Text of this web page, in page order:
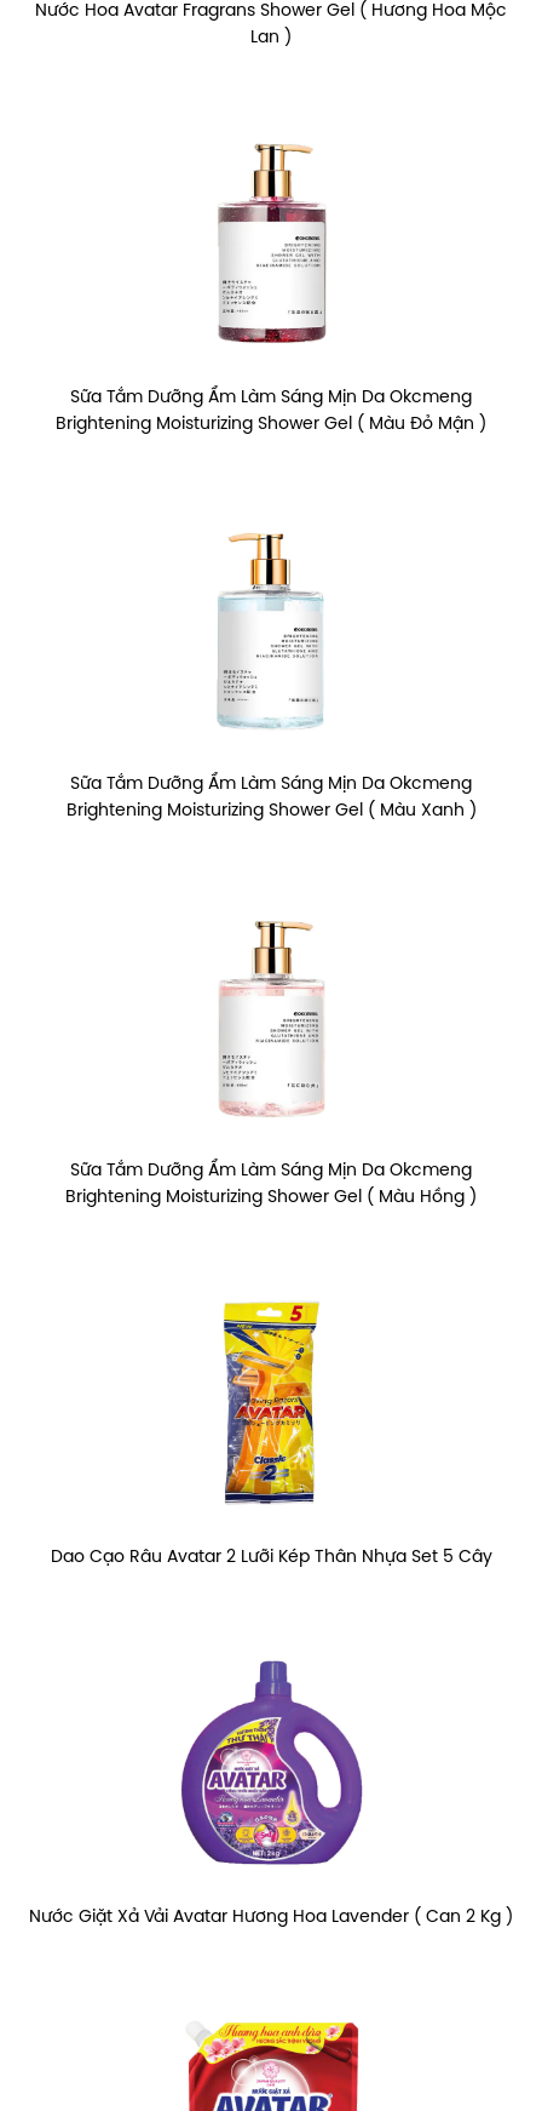
Nước Hoa Avatar Fragrans Shower Gel ( Hương Hoa Mộc
Lan )
Sữa Tắm Dưỡng Ẩm Làm Sáng Mịn Da Okcmeng
Brightening Moisturizing Shower Gel ( Màu Đỏ Mận )
Sữa Tắm Dưỡng Ẩm Làm Sáng Mịn Da Okcmeng
Brightening Moisturizing Shower Gel ( Màu Xanh )
Sữa Tắm Dưỡng Ẩm Làm Sáng Mịn Da Okcmeng
Brightening Moisturizing Shower Gel ( Màu Hồng )
Dao Cạo Râu Avatar 2 Lưỡi Kép Thân Nhựa Set 5 Cây
Nước Giặt Xả Vải Avatar Hương Hoa Lavender ( Can 2 Kg )